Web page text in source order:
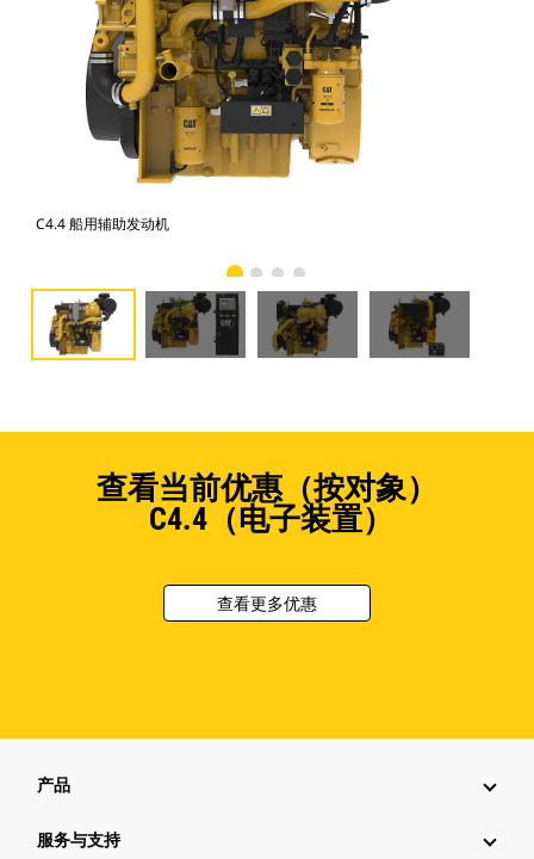
C4.4 船用辅助发动机
查看当前优惠（按对象）
C4.4（电子装置）
查看更多优惠
产品
服务与支持